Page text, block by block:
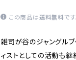
この商品は送料無料です
雑司が谷のジャングル
ィストとしての活動も